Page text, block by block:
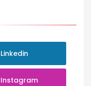
Linkedin
Instagram